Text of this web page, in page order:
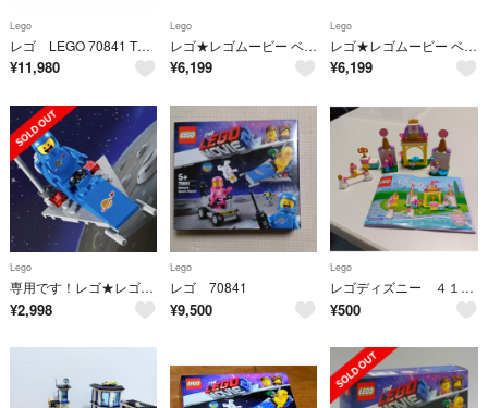
Lego
レゴ LEGO 70841 THE LEGO MOVIE
¥11,980
Lego
レゴ★レゴムービー ベニーの宇宙スクワッド 70841（中味のみ）新品 激レア
¥6,199
Lego
レゴ★レゴムービー ベニーの宇宙スクワッド 70841（中味のみ）新品 激レア
¥6,199
Lego
専用です！レゴ★レゴムービー2 ベニーの宇宙船のみ ＋70841説明書 未使用
¥2,998
Lego
レゴ 70841
¥9,500
Lego
レゴディズニー ４１１４４ ロイヤルペット ベルのプティート
¥500